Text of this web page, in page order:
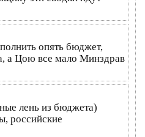
опять бюджет,
а Цою все мало Минздрав
лень из бюджета)
российские